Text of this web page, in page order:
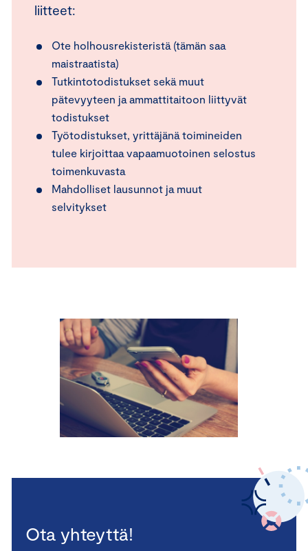
liitteet:
Ote holhousrekisteristä (tämän saa
maistraatista)
Tutkintotodistukset sekä muut
pätevyyteen ja ammattitaitoon liittyvät
todistukset
Työtodistukset, yrittäjänä toimineiden
tulee kirjoittaa vapaamuotoinen selostus
toimenkuvasta
Mahdolliset lausunnot ja muut
selvitykset
Ota yhteyttä!